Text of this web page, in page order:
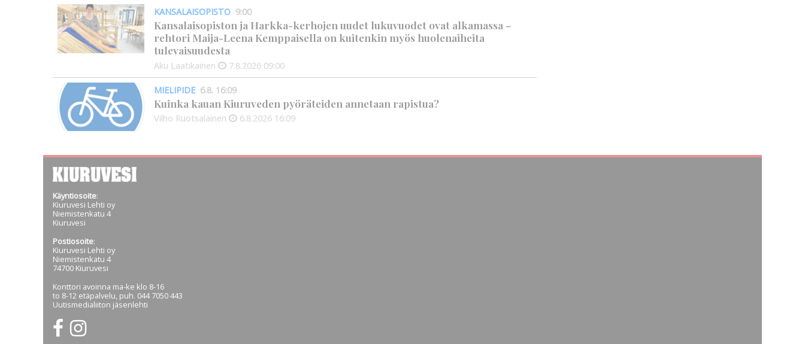
KANSALAISOPISTO 9:00
Kansalaisopiston ja Harkka-kerhojen uudet lukuvuodet ovat alkamassa –
rehtori Maija-Leena Kemppaisella on kuitenkin myös huolenaiheita
tulevaisuudesta
Aku Laatikainen 7.8.2026 09:00
MIELIPIDE 6.8. 16:09
Kuinka kauan Kiuruveden pyöräteiden annetaan rapistua?
Vilho Ruotsalainen 6.8.2026 16:09
Käyntiosoite:
Kiuruvesi Lehti oy
Niemistenkatu 4
Kiuruvesi
Postiosoite:
Kiuruvesi Lehti oy
Niemistenkatu 4
74700 Kiuruvesi
Konttori avoinna ma-ke klo 8-16
to 8-12 etäpalvelu, puh. 044 7050 443
Uutismedialiiton jäsenlehti